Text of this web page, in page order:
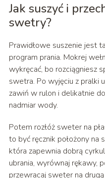
Jak suszyć i
swetry?
Prawidłowe suszenie jest
program prania. Mokrej
wykręcać, bo rozciągniesz
swetra. Po wyjęciu z pralki
zawiń w rulon i delikatnie
nadmiar wody.
Potem rozłóż sweter na
to być ręcznik położony na
która zapewnia dobrą
ubrania, wyrównaj rękawy,
przewracaj sweter na